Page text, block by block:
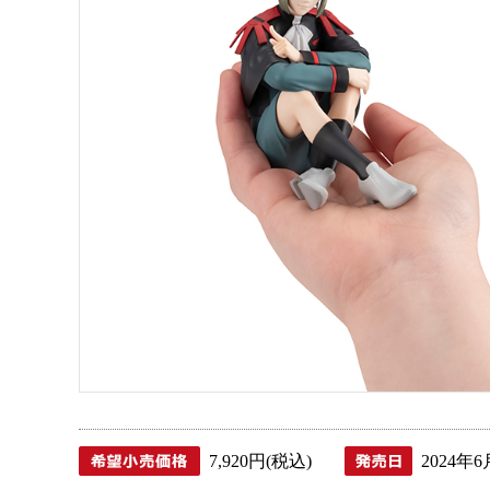
7,920円(税込) 2024年6